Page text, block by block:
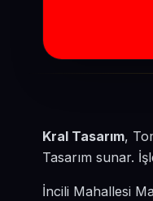
Kral Tasarım,
Tasarım sunar.
İncili Mahallesi